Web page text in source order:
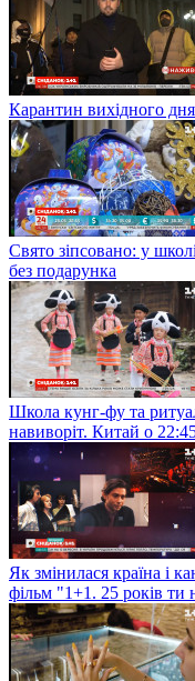
Карантин вихідного
Свято зіпсовано: у
без подарунка
Школа кунг-фу та
навиворіт. Китай о
Як змінилася країна і
фільм "1+1. 25 років ти